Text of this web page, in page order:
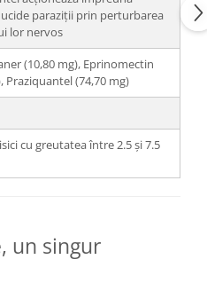
paraziții prin perturbarea
lor nervos
(10,80 mg), Eprinomectin
Praziquantel (74,70 mg)
cu greutatea între 2.5 și 7.5
un singur